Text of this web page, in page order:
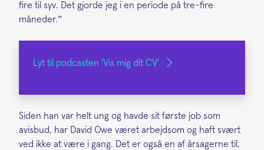
fire til syv. Det gjorde jeg i en periode på tre-fire
måneder.”
Lyt til podcasten 'Vis mig dit CV'
Siden han var helt ung og havde sit første job som
avisbud, har David Owe været arbejdsom og haft svært
ved ikke at være i gang. Det er også en af årsagerne til,